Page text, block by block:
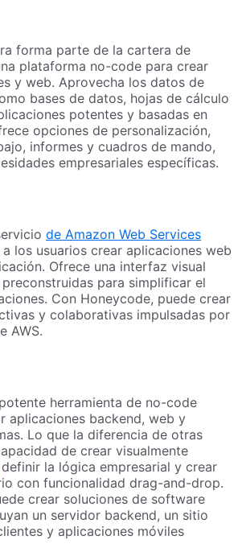
forma parte de la cartera de
plataforma no-code para crear
y web. Aprovecha los datos de
bases de datos, hojas de cálculo
potentes y basadas en
opciones de personalización,
informes y cuadros de mando,
empresariales específicas.
de Amazon Web Services
los usuarios crear aplicaciones web
Ofrece una interfaz visual
para simplificar el
Con Honeycode, puede crear
y colaborativas impulsadas por
AWS.
herramienta de no-code
aplicaciones backend, web y
Lo que la diferencia de otras
de crear visualmente
definir la lógica empresarial y crear
con funcionalidad drag-and-drop.
crear soluciones de software
un servidor backend, un sitio
y aplicaciones móviles